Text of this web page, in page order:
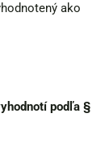
ako
podľa §